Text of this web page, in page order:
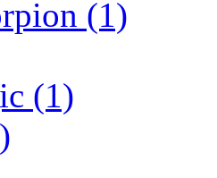
(1)
(1)